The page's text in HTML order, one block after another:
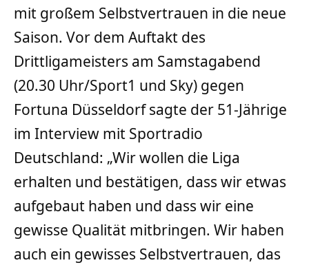
mit großem Selbstvertrauen in die neue
Saison. Vor dem Auftakt des
Drittligameisters am Samstagabend
(20.30 Uhr/Sport1 und Sky) gegen
Fortuna Düsseldorf sagte der 51-Jährige
im Interview mit Sportradio
Deutschland: „Wir wollen die Liga
erhalten und bestätigen, dass wir etwas
aufgebaut haben und dass wir eine
gewisse Qualität mitbringen. Wir haben
auch ein gewisses Selbstvertrauen, das